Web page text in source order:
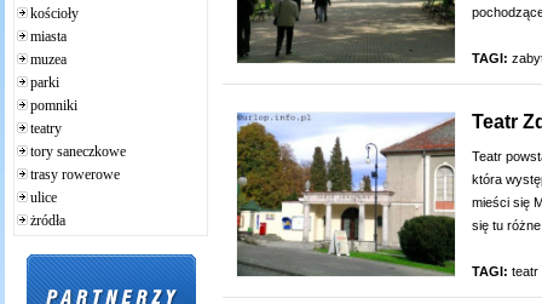
kościoły
miasta
muzea
parki
pomniki
teatry
tory saneczkowe
trasy rowerowe
ulice
żródła
TAGI:
Teatr
Teatr
która
mieści się
się tu
TAGI: teatr